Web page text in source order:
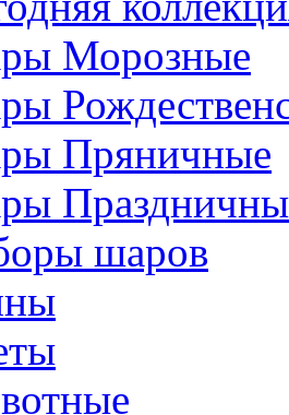
Морозные
Пряничные
шаров